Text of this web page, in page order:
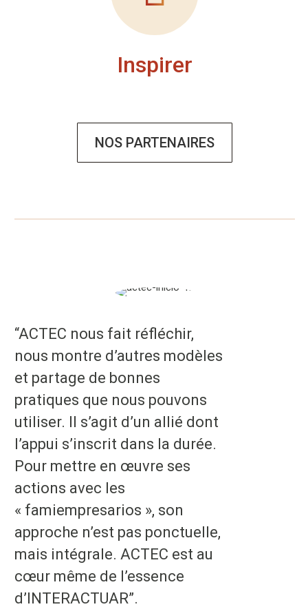
Inspirer
NOS PARTENAIRES
“ACTEC nous fait réfléchir,
nous montre d’autres modèles
et partage de bonnes
pratiques que nous pouvons
utiliser. Il s’agit d’un allié dont
l’appui s’inscrit dans la durée.
Pour mettre en œuvre ses
actions avec les
« famiempresarios », son
approche n’est pas ponctuelle,
mais intégrale. ACTEC est au
cœur même de l’essence
d’INTERACTUAR”.